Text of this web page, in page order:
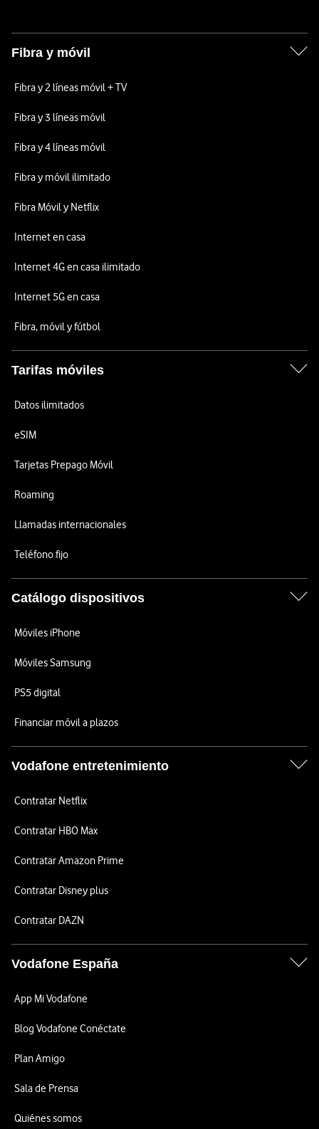
Fibra y móvil
Fibra y 2 líneas móvil + TV
Fibra y 3 líneas móvil
Fibra y 4 líneas móvil
Fibra y móvil ilimitado
Fibra Móvil y Netflix
Internet en casa
Internet 4G en casa ilimitado
Internet 5G en casa
Fibra, móvil y fútbol
Tarifas móviles
Datos ilimitados
eSIM
Tarjetas Prepago Móvil
Roaming
Llamadas internacionales
Teléfono fijo
Catálogo dispositivos
Móviles iPhone
Móviles Samsung
PS5 digital
Financiar móvil a plazos
Vodafone entretenimiento
Contratar Netflix
Contratar HBO Max
Contratar Amazon Prime
Contratar Disney plus
Contratar DAZN
Vodafone España
App Mi Vodafone
Blog Vodafone Conéctate
Plan Amigo
Sala de Prensa
Quiénes somos